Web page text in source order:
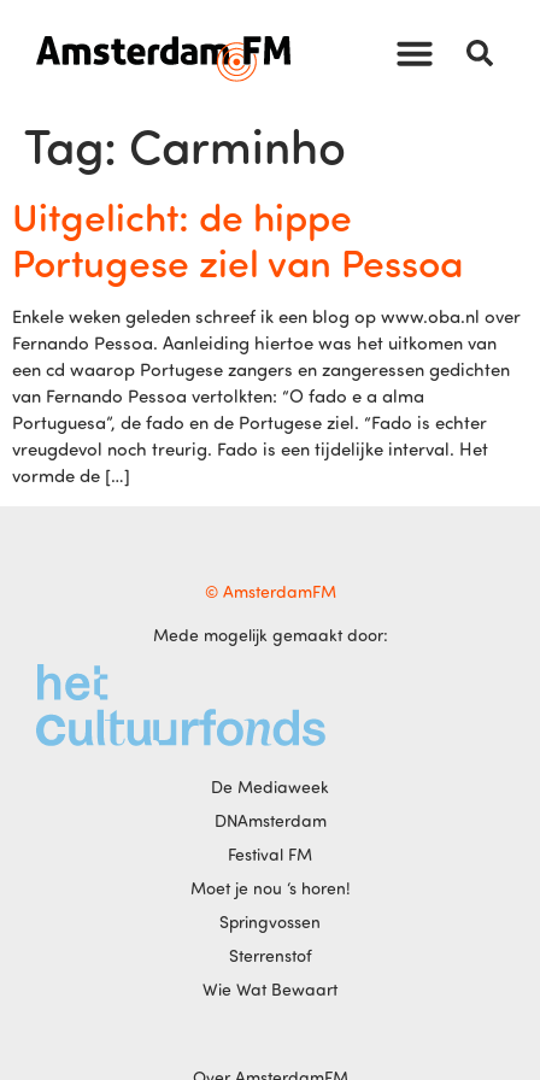
Tag: Carminho
Uitgelicht: de hippe
Portugese ziel van Pessoa
Enkele weken geleden schreef ik een blog op www.oba.nl over
Fernando Pessoa. Aanleiding hiertoe was het uitkomen van
een cd waarop Portugese zangers en zangeressen gedichten
van Fernando Pessoa vertolkten: “O fado e a alma
Portuguesa”, de fado en de Portugese ziel. “Fado is echter
vreugdevol noch treurig. Fado is een tijdelijke interval. Het
vormde de […]
© AmsterdamFM
Mede mogelijk gemaakt door:
De Mediaweek
DNAmsterdam
Festival FM
Moet je nou ‘s horen!
Springvossen
Sterrenstof
Wie Wat Bewaart